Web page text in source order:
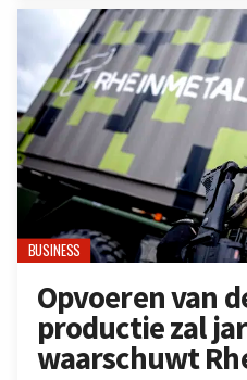
BUSINESS
Opvoeren van
productie zal
waarschuwt